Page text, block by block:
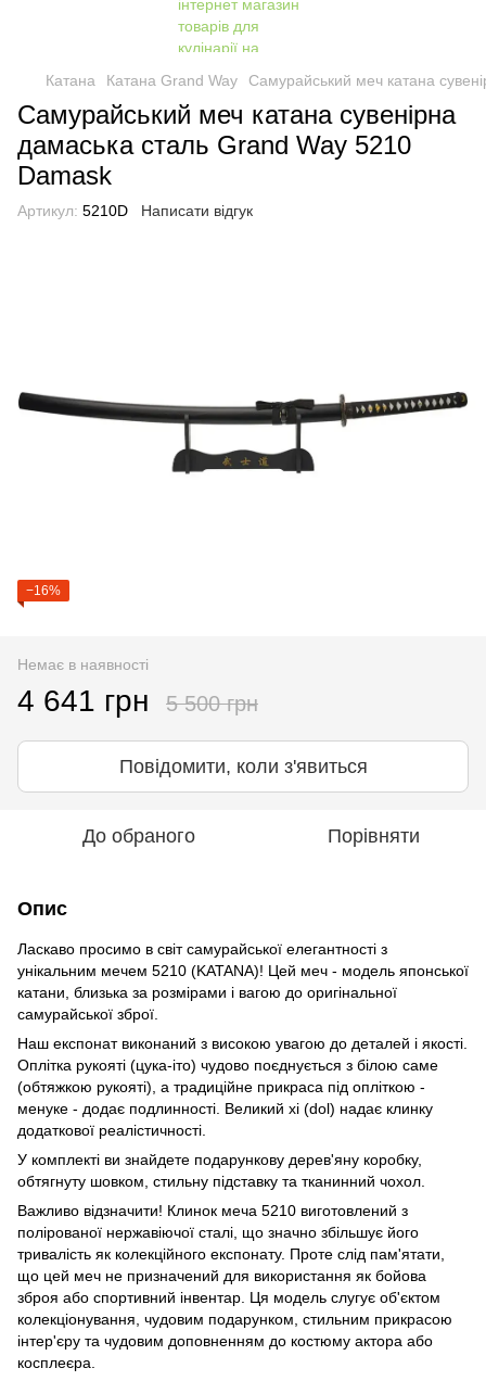
Катана Катана Grand Way Самурайський меч катана
Самурайський меч катана сувенірна
дамаська сталь Grand Way 5210
Damask
Артикул: 5210D Написати відгук
−16%
Немає в наявності
4 641 грн 5 500 грн
Повідомити, коли з'явиться
До обраного Порівняти
Опис
Ласкаво просимо в світ самурайської елегантності з
унікальним мечем 5210 (KATANA)! Цей меч - модель японської
катани, близька за розмірами і вагою до оригінальної
самурайської зброї.
Наш експонат виконаний з високою увагою до деталей і якості.
Оплітка рукояті (цука-іто) чудово поєднується з білою саме
(обтяжкою рукояті), а традиційне прикраса під опліткою -
менуке - додає подлинності. Великий хі (dol) надає клинку
додаткової реалістичності.
У комплекті ви знайдете подарункову дерев'яну коробку,
обтягнуту шовком, стильну підставку та тканинний чохол.
Важливо відзначити! Клинок меча 5210 виготовлений з
полірованої нержавіючої сталі, що значно збільшує його
тривалість як колекційного експонату. Проте слід пам'ятати,
що цей меч не призначений для використання як бойова
зброя або спортивний інвентар. Ця модель слугує об'єктом
колекціонування, чудовим подарунком, стильним прикрасою
інтер'єру та чудовим доповненням до костюму актора або
косплеєра.